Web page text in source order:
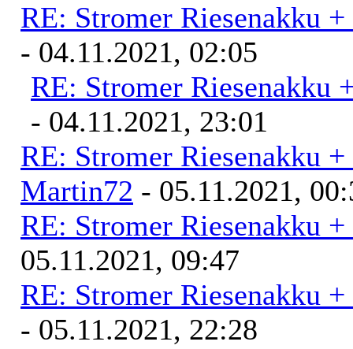
RE: Stromer Riesenakku
- 04.11.2021, 02:05
RE: Stromer Riesenakku
- 04.11.2021, 23:01
RE: Stromer Riesenakku
Martin72 - 05.11.2021,
RE: Stromer Riesenakku
05.11.2021, 09:47
RE: Stromer Riesenakku
- 05.11.2021, 22:28